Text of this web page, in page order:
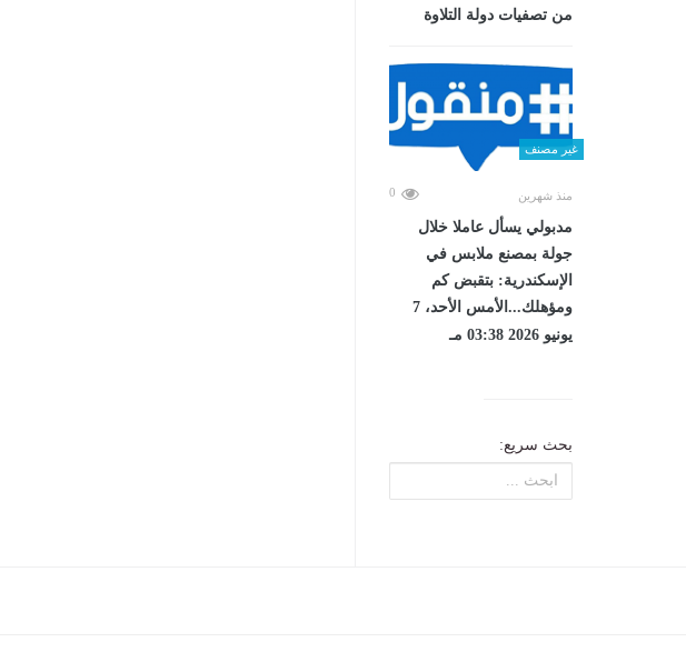
من تصفيات دولة التلاوة
غير مصنف
منذ شهرين 0
مدبولي يسأل عاملا خلال
جولة بمصنع ملابس في
الإسكندرية: بتقبض كم
ومؤهلك...الأمس الأحد، 7
يونيو 2026 03:38 مـ
بحث سريع: